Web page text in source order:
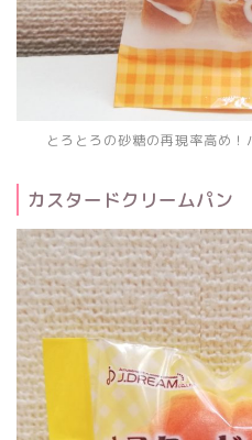
とろとろの砂糖の再現率高め！
カスタードクリームパン